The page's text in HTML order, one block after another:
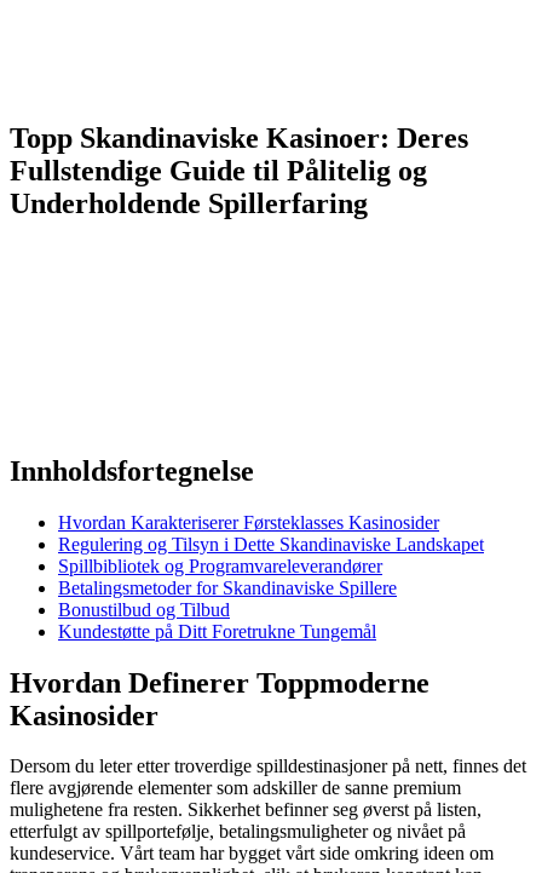
Topp Skandinaviske Kasinoer: Deres
Fullstendige Guide til Pålitelig og
Underholdende Spillerfaring
Innholdsfortegnelse
Hvordan Karakteriserer Førsteklasses Kasinosider
Regulering og Tilsyn i Dette Skandinaviske Landskapet
Spillbibliotek og Programvareleverandører
Betalingsmetoder for Skandinaviske Spillere
Bonustilbud og Tilbud
Kundestøtte på Ditt Foretrukne Tungemål
Hvordan Definerer Toppmoderne
Kasinosider
Dersom du leter etter troverdige spilldestinasjoner på nett, finnes det
flere avgjørende elementer som adskiller de sanne premium
mulighetene fra resten. Sikkerhet befinner seg øverst på listen,
etterfulgt av spillportefølje, betalingsmuligheter og nivået på
kundeservice. Vårt team har bygget vårt side omkring ideen om